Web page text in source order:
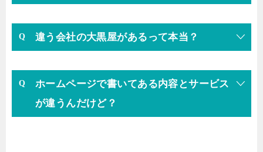
違う会社の大黒屋があるって本当？
ホームページで書いてある内容とサービス
が違うんだけど？